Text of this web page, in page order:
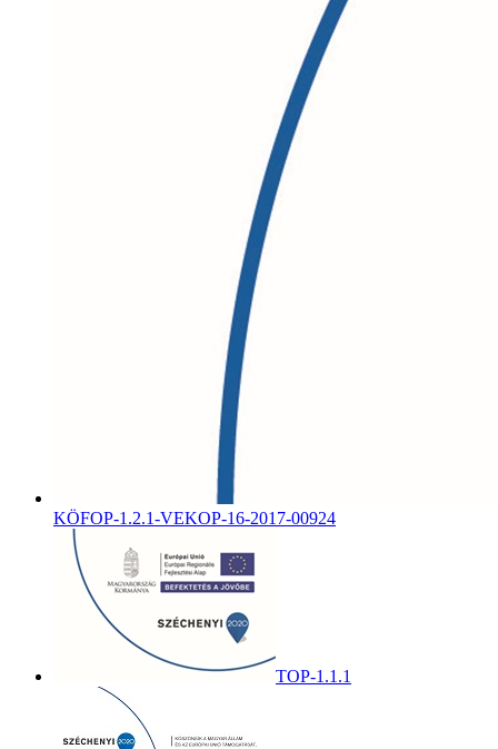
KÖFOP-1.2.1-VEKOP-16-2017-00924
TOP-1.1.1